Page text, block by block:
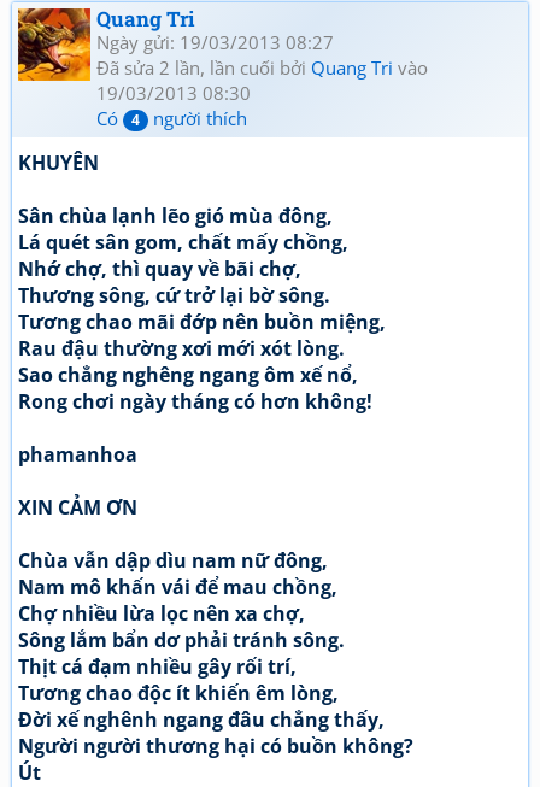
Quang Tri
Ngày gửi: 19/03/2013 08:27
Đã sửa 2 lần, lần cuối bởi Quang Tri vào
19/03/2013 08:30
Có
4 người thích
KHUYÊN
Sân chùa lạnh lẽo gió mùa đông,
Lá quét sân gom, chất mấy chồng,
Nhớ chợ, thì quay về bãi chợ,
Thương sông, cứ trở lại bờ sông.
Tương chao mãi đớp nên buồn miệng,
Rau đậu thường xơi mới xót lòng.
Sao chẳng nghêng ngang ôm xế nổ,
Rong chơi ngày tháng có hơn không!
phamanhoa
XIN CẢM ƠN
Chùa vẫn dập dìu nam nữ đông,
Nam mô khấn vái để mau chồng,
Chợ nhiều lừa lọc nên xa chợ,
Sông lắm bẩn dơ phải tránh sông.
Thịt cá đạm nhiều gây rối trí,
Tương chao độc ít khiến êm lòng,
Đời xế nghênh ngang đâu chẳng thấy,
Người người thương hại có buồn không?
Út